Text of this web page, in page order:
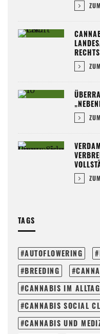
TAGS
AUTOFLOWERING
BREEDING
CANNABIS IM ALLTAG
CANNABIS SOCIAL
CANNABIS UND